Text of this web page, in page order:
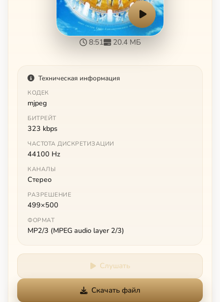
8:51 20.4 МБ
Техническая информация
КОДЕК
mjpeg
БИТРЕЙТ
323 kbps
ЧАСТОТА ДИСКРЕТИЗАЦИИ
44100 Hz
КАНАЛЫ
Стерео
РАЗРЕШЕНИЕ
499×500
ФОРМАТ
MP2/3 (MPEG audio layer 2/3)
Слушать
Скачать файл